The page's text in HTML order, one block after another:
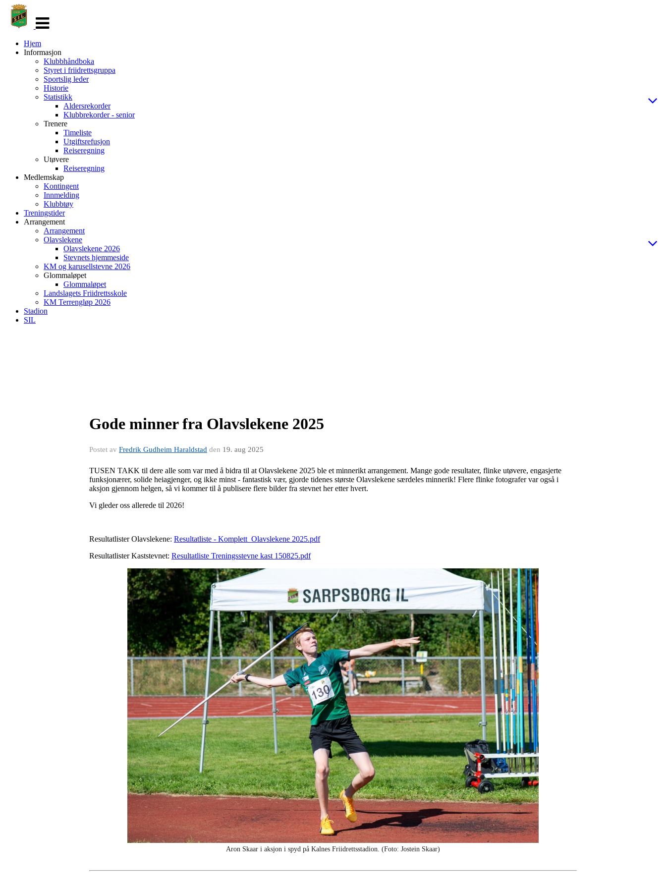
navigasjon
Hjem
Informasjon
Klubbhåndboka
Styret i friidrettsgruppa
Sportslig leder
Historie
Statistikk
Aldersrekorder
Klubbrekorder - senior
Trenere
Timeliste
Utgiftsrefusjon
Reiseregning
Utøvere
Reiseregning
Medlemskap
Kontingent
Innmelding
Klubbtøy
Treningstider
Arrangement
Arrangement
Olavslekene
Olavslekene 2026
Stevnets hjemmeside
KM og karusellstevne 2026
Glommaløpet
Glommaløpet
Landslagets Friidrettsskole
KM Terrengløp 2026
Stadion
SIL
Gode minner fra Olavslekene 2025
Postet av Fredrik Gudheim Haraldstad den 19. aug 2025
TUSEN TAKK til dere alle som var med å bidra til at Olavslekene 2025 ble et minnerikt arrangement. Mange gode resultater, flinke utøvere, engasjerte
funksjonærer, solide heiagjenger, og ikke minst - fantastisk vær, gjorde tidenes største Olavslekene særdeles minnerik! Flere flinke fotografer var også i
aksjon gjennom helgen, så vi kommer til å publisere flere bilder fra stevnet her etter hvert.
Vi gleder oss allerede til 2026!
Resultatlister Olavslekene: Resultatliste - Komplett_Olavslekene 2025.pdf
Resultatlister Kaststevnet: Resultatliste Treningsstevne kast 150825.pdf
Aron Skaar i aksjon i spyd på Kalnes Friidrettsstadion. (Foto: Jostein Skaar)